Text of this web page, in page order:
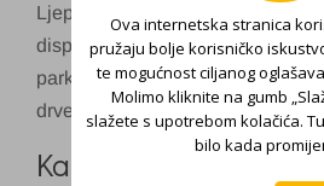
Ljepilo izrađeno na osnovi
disperzije, punila i aditiva za
parketa manjih dimenzija na
drvene i slične upijajuće podloge.
Karakteristike:
Ova internetska stranica
pružaju bolje korisničko
te mogućnost ciljanog
Molimo kliknite na gumb
slažete s upotrebom kolačića.
bilo kada